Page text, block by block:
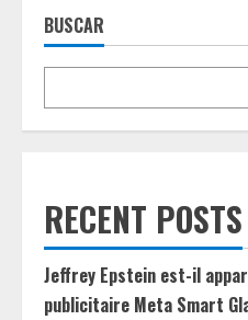
BUSCAR
RECENT POSTS
Jeffrey Epstein est-il
publicitaire Meta Smart